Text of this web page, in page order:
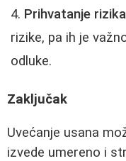
Prihvatanje
rizike, pa ih je
odluke.
Zaključak
Uvećanje usana
izvede umereno i